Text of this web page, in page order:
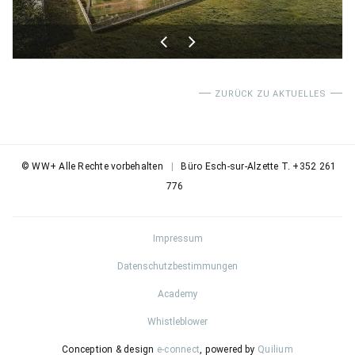
ZURÜCK ZU AKTUELLES
© WW+ Alle Rechte vorbehalten
Büro Esch-sur-Alzette T. +352 261
776
Impressum
Datenschutzbestimmungen
Academy
Whistleblower
Conception & design e-connect, powered by Quilium